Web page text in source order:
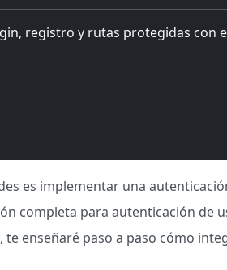
registro y rutas protegidas con
es implementar una
completa para autenticación de
enseñaré paso a paso cómo